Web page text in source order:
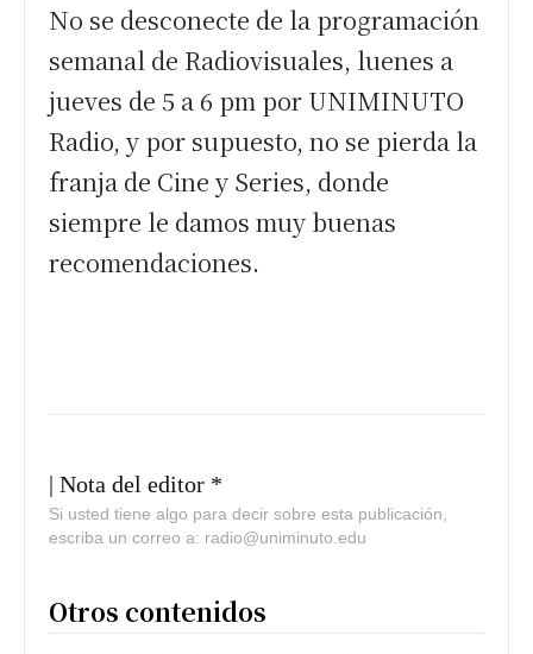
No se desconecte de la programación
semanal de Radiovisuales, luenes a
jueves de 5 a 6 pm por UNIMINUTO
Radio, y por supuesto, no se pierda la
franja de Cine y Series, donde
siempre le damos muy buenas
recomendaciones.
| Nota del editor *
Si usted tiene algo para decir sobre esta publicación,
escriba un correo a: radio@uniminuto.edu
Otros contenidos